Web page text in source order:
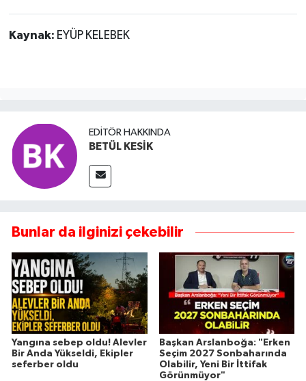
Kaynak: EYÜP KELEBEK
EDITÖR HAKKINDA
BETÜL KESİK
Bunlar da ilginizi çekebilir
Yangına sebep oldu! Alevler
Bir Anda Yükseldi, Ekipler
seferber oldu
Başkan Arslanboğa: "Erken
Seçim 2027 Sonbaharında
Olabilir, Yeni Bir İttifak
Görünmüyor"